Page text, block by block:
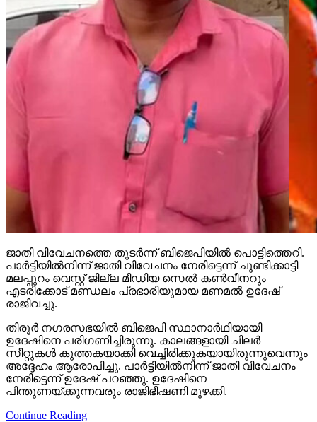
ജാതി വിവേചനത്തെ തുടര്‍ന്ന് ബിജെപിയില്‍ പൊട്ടിത്തെറി.
പാര്‍ട്ടിയില്‍നിന്ന് ജാതി വിവേചനം നേരിട്ടെന്ന് ചൂണ്ടിക്കാട്ടി
മലപ്പുറം വെസ്റ്റ് ജില്ല മീഡിയ സെല്‍ കണ്‍വീനറും
എടരിക്കോട് മണ്ഡലം പ്രഭാരിയുമായ മണമല്‍ ഉദേഷ്
രാജിവച്ചു.
തിരൂര്‍ നഗരസഭയില്‍ ബിജെപി സ്ഥാനാര്‍ഥിയായി
ഉദേഷിനെ പരിഗണിച്ചിരുന്നു. കാലങ്ങളായി ചിലര്‍
സീറ്റുകള്‍ കുത്തകയാക്കി വെച്ചിരിക്കുകയായിരുന്നുവെന്നും
അദ്ദേഹം ആരോപിച്ചു. പാര്‍ട്ടിയില്‍നിന്ന് ജാതി വിവേചനം
നേരിട്ടെന്ന് ഉദേഷ് പറഞ്ഞു. ഉദേഷിനെ
പിന്തുണയ്ക്കുന്നവരും രാജിഭീഷണി മുഴക്കി.
Continue Reading